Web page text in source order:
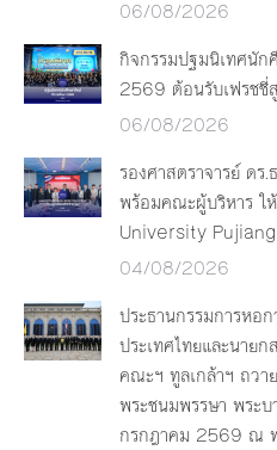
06/08/2026
กิจกรรมปฐมนิเทศนัก
2569 ต้อนรับเฟรชชี่
06/08/2026
รองศาสตราจารย์ ดร
พร้อมคณะผู้บริหาร
University
04/08/2026
ประธานกรรมการหอ
ประเทศไทยและนาย
คณะฯ ทูลเกล้าฯ ถวา
พระชนมพรรษา พระ
กรกฎาคม 2569 ณ พ